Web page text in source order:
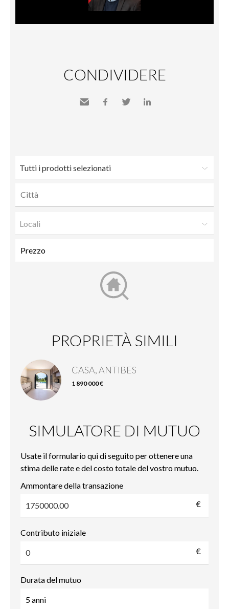
CONDIVIDERE
Tutti i prodotti selezionati
Locali
PROPRIETÀ SIMILI
CASA, ANTIBES
1 890 000 €
SIMULATORE DI MUTUO
Usate il formulario qui di seguito per ottenere una
stima delle rate e del costo totale del vostro mutuo.
Ammontare della transazione
€
Contributo iniziale
€
Durata del mutuo